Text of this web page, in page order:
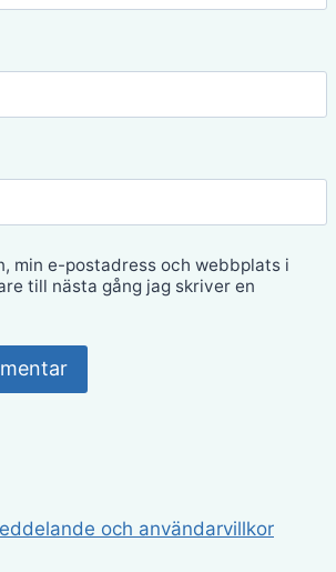
min e-postadress och webbplats i
till nästa gång jag skriver en
och användarvillkor